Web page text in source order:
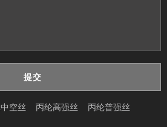
提交
空丝 丙纶高强丝
丙纶普强丝